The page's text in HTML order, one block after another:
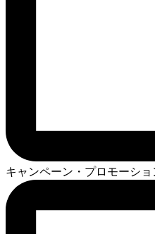
キャンペーン・プロモーショ